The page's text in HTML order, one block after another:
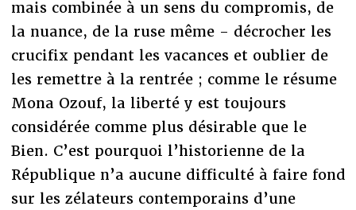
mais combinée à un sens du compromis, de
la nuance, de la ruse même - décrocher les
crucifix pendant les vacances et oublier de
les remettre à la rentrée ; comme le résume
Mona Ozouf, la liberté y est toujours
considérée comme plus désirable que le
Bien. C’est pourquoi l’historienne de la
République n’a aucune difficulté à faire fond
sur les zélateurs contemporains d’une